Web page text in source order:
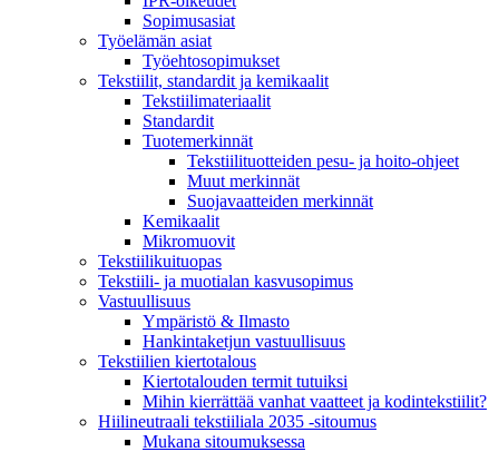
Sopimusasiat
Työelämän asiat
Työehto­sopimukset
Tekstiilit, standardit ja kemikaalit
Tekstiilimateriaalit
Standardit
Tuotemerkinnät
Tekstiilituotteiden pesu- ja hoito-ohjeet
Muut merkinnät
Suojavaatteiden merkinnät
Kemikaalit
Mikromuovit
Tekstiilikuitu­opas
Tekstiili- ja muotialan kasvusopimus
Vastuullisuus
Ympäristö & Ilmasto
Hankintaketjun vastuullisuus
Tekstiilien kiertotalous
Kiertotalouden termit tutuiksi
Mihin kierrättää vanhat vaatteet ja kodintekstiilit?
Hiilineutraali tekstiiliala 2035 -sitoumus
Mukana sitoumuksessa